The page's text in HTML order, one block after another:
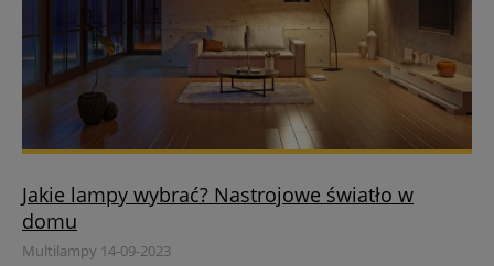
Jakie lampy wybrać? Nastrojowe światło w
domu
Multilampy 14-09-2023